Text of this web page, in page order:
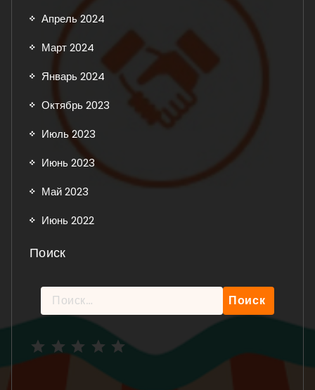
Апрель 2024
Март 2024
Январь 2024
Октябрь 2023
Июль 2023
Июнь 2023
Май 2023
Июнь 2022
Поиск
Найти: